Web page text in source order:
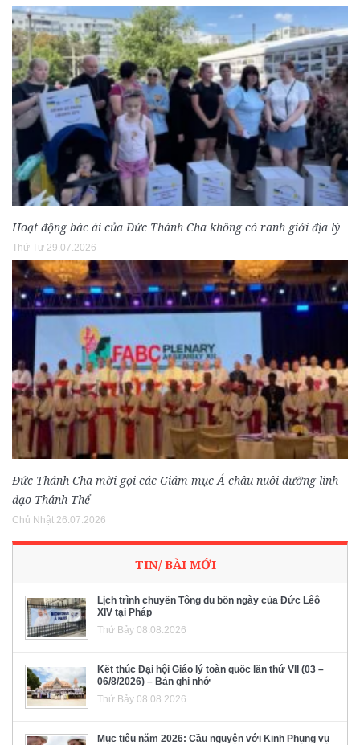
Hoạt động bác ái của Đức Thánh Cha không có ranh giới địa lý
Thứ Tư 29.07.2026
Đức Thánh Cha mời gọi các Giám mục Á châu nuôi dưỡng linh
đạo Thánh Thể
Chủ Nhật 26.07.2026
TIN/ BÀI MỚI
Lịch trình chuyến Tông du bốn ngày của Đức Lêô
XIV tại Pháp
Thứ Bảy 08.08.2026
Kết thúc Đại hội Giáo lý toàn quốc lần thứ VII (03 –
06/8/2026) – Bản ghi nhớ
Thứ Bảy 08.08.2026
Mục tiêu năm 2026: Cầu nguyện với Kinh Phụng vụ